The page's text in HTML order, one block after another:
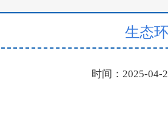
生态
时间：2025-04-